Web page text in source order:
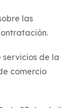
las
servicios de la
comercio